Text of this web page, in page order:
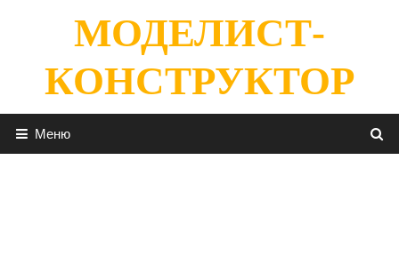
содержимомуМОДЕЛИСТ-
КОНСТРУКТОР
Меню